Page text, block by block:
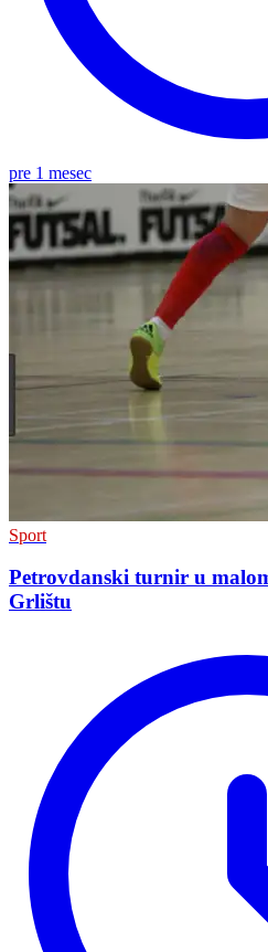
pre 1 mesec
Sport
Petrovdanski turnir u
Grlištu